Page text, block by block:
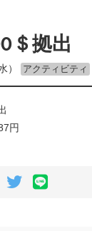
＄拠出
） アクティビティ
円
TwitterLINE